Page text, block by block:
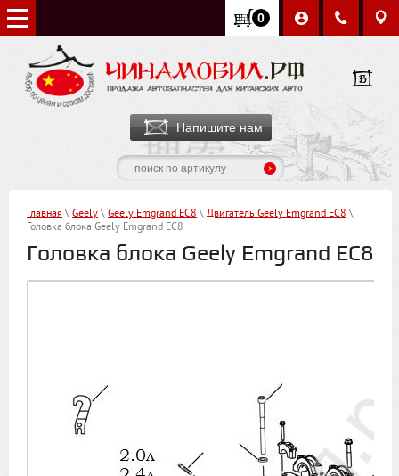
0
Напишите нам
Главная \ Geely \ Geely Emgrand EC8 \ Двигатель Geely Emgrand EC8 \
Головка блока Geely Emgrand EC8
Головка блока Geely Emgrand EC8